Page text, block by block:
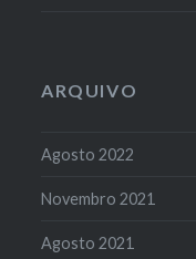
ARQUIVO
Agosto 2022
Novembro 2021
Agosto 2021